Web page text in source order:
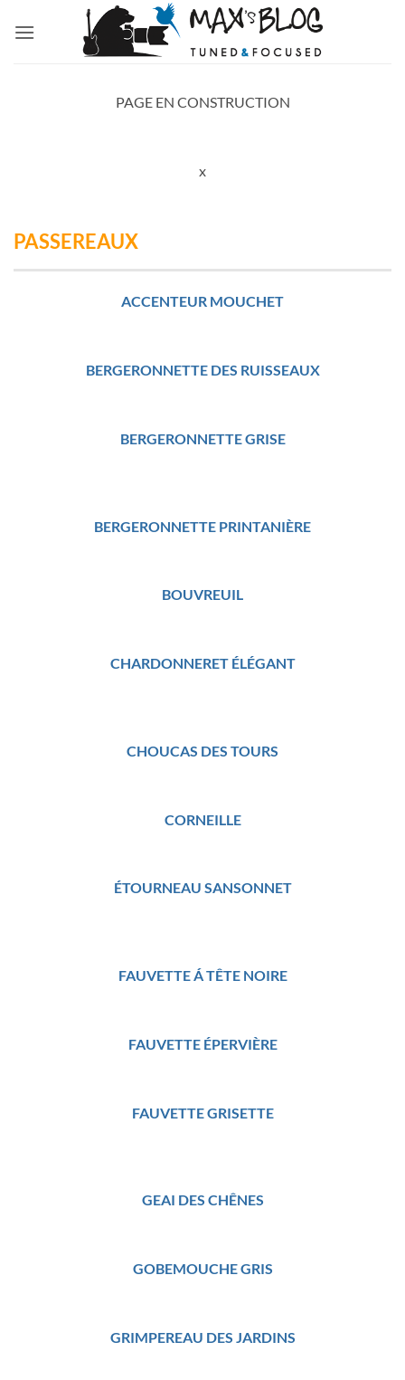
PAGE EN CONSTRUCTION
x
PASSEREAUX
ACCENTEUR MOUCHET
BERGERONNETTE DES RUISSEAUX
BERGERONNETTE GRISE
BERGERONNETTE PRINTANIÈRE
BOUVREUIL
CHARDONNERET ÉLÉGANT
CHOUCAS DES TOURS
CORNEILLE
ÉTOURNEAU SANSONNET
FAUVETTE Á TÊTE NOIRE
FAUVETTE ÉPERVIÈRE
FAUVETTE GRISETTE
GEAI DES CHÊNES
GOBEMOUCHE GRIS
GRIMPEREAU DES JARDINS